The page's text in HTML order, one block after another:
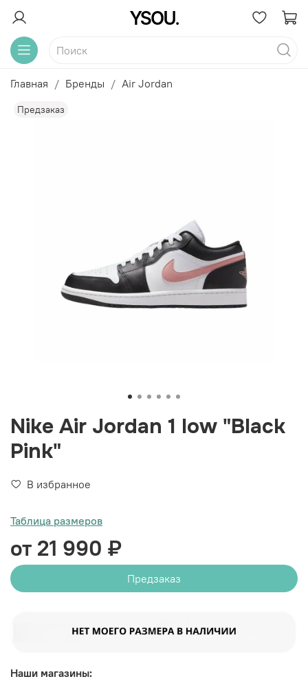
Главная Бренды Air Jordan
Предзаказ
Nike Air Jordan 1 low "Black
Pink"
В избранное
Таблица размеров
от 21 990 ₽
Предзаказ
Наши магазины: